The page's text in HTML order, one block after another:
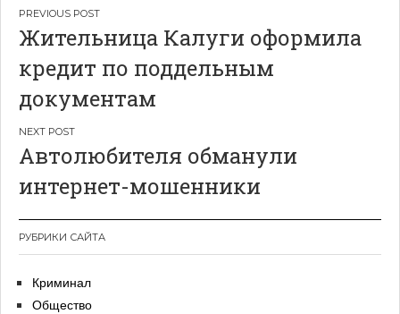
Навигация
по
записям
Жительница Калуги оформила
кредит по поддельным
документам
Автолюбителя обманули
интернет-мошенники
РУБРИКИ САЙТА
Криминал
Общество